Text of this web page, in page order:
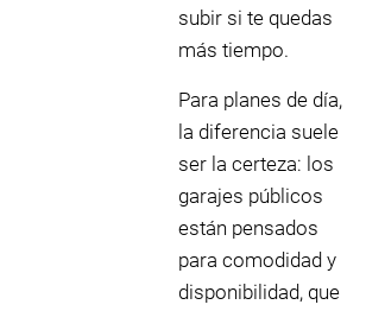
subir si te quedas
más tiempo.
Para planes de día,
la diferencia suele
ser la certeza: los
garajes públicos
están pensados
para comodidad y
disponibilidad, que